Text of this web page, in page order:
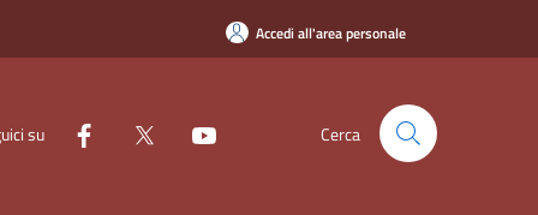
Accedi all'area personale
su Cerca